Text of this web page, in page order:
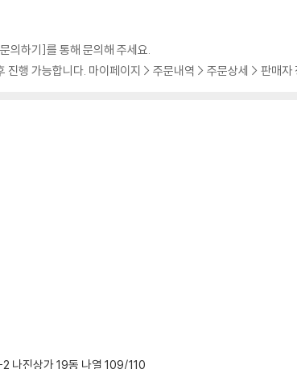
의하기]를 통해 문의해 주세요.
진행 가능합니다. 마이페이지 > 주문내역 > 주문상세 > 판매
나진상가 19동 나열 109/110